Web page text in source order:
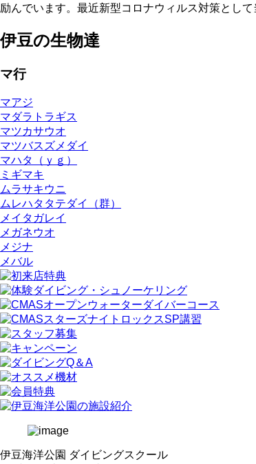
励んでいます。最近新型コロナウィルス対策とし
伊豆の生物達
マ行
マアジ
マダラトラギス
マツカサウオ
マツバスズメダイ
マハタ（ｙｇ）
ミギマキ
ムラサキウニ
ムレハタタテダイ（群）
メイタガレイ
メガネウオ
メジナ
メバル
伊豆海洋公園 ダイビングスクール